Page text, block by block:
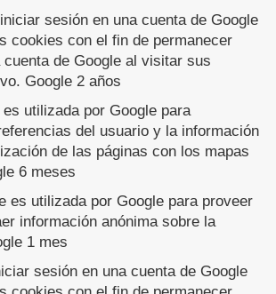
sesión en una cuenta de Google
cookies con el fin de permanecer
de Google al visitar sus
Google 2 años
utilizada por Google para
del usuario y la información
de las páginas con los mapas
6 meses
es utilizada por Google para proveer
información anónima sobre la
1 mes
sesión en una cuenta de Google